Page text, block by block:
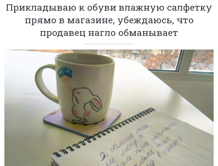
Прикладываю к обуви влажную салфетку
прямо в магазине, убеждаюсь, что
продавец нагло обманывает